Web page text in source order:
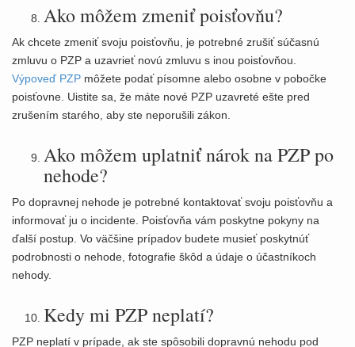
Ako môžem zmeniť poisťovňu?
Ak chcete zmeniť svoju poisťovňu, je potrebné zrušiť súčasnú
zmluvu o PZP a uzavrieť novú zmluvu s inou poisťovňou.
Výpoveď PZP môžete podať písomne alebo osobne v pobočke
poisťovne. Uistite sa, že máte nové PZP uzavreté ešte pred
zrušením starého, aby ste neporušili zákon.
Ako môžem uplatniť nárok na PZP po
nehode?
Po dopravnej nehode je potrebné kontaktovať svoju poisťovňu a
informovať ju o incidente. Poisťovňa vám poskytne pokyny na
ďalší postup. Vo väčšine prípadov budete musieť poskytnúť
podrobnosti o nehode, fotografie škôd a údaje o účastníkoch
nehody.
Kedy mi PZP neplatí?
PZP neplatí v prípade, ak ste spôsobili dopravnú nehodu pod